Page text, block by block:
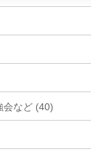
会など (40)